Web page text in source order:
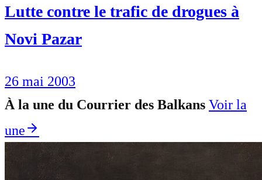
Lutte contre le trafic de drogues à
Novi Pazar
26 mai 2003
À la une du Courrier des Balkans Voir la
une